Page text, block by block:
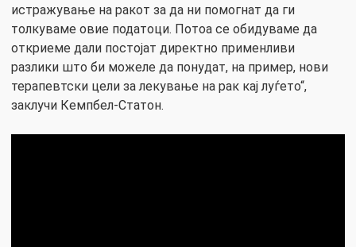
истражување на ракот за да ни помогнат да ги
толкуваме овие податоци. Потоа се обидуваме да
откриеме дали постојат директно применливи
разлики што би можеле да понудат, на пример, нови
терапевтски цели за лекување на рак кај луѓето“,
заклучи Кемпбел-Статон.